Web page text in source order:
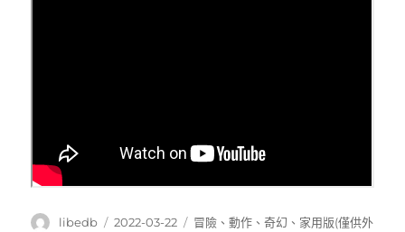
作
libedb
發
2022-03-22
分
冒險 、動作 、奇幻 、 家用版(僅供外